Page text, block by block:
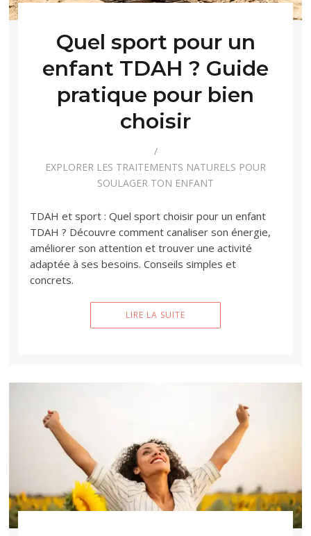
Quel sport pour un
enfant TDAH ? Guide
pratique pour bien
choisir
EXPLORER LES TRAITEMENTS NATURELS POUR
SOULAGER TON ENFANT
TDAH et sport : Quel sport choisir pour un enfant
TDAH ? Découvre comment canaliser son énergie,
améliorer son attention et trouver une activité
adaptée à ses besoins. Conseils simples et
concrets.
LIRE LA SUITE